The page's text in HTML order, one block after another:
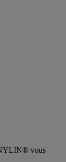
vous